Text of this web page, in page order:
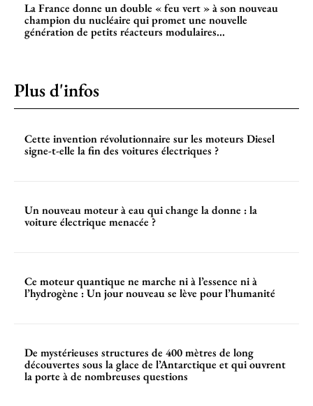
La France donne un double « feu vert » à son nouveau
champion du nucléaire qui promet une nouvelle
génération de petits réacteurs modulaires...
Plus d'infos
Cette invention révolutionnaire sur les moteurs Diesel
signe-t-elle la fin des voitures électriques ?
Un nouveau moteur à eau qui change la donne : la
voiture électrique menacée ?
Ce moteur quantique ne marche ni à l’essence ni à
l’hydrogène : Un jour nouveau se lève pour l’humanité
De mystérieuses structures de 400 mètres de long
découvertes sous la glace de l’Antarctique et qui ouvrent
la porte à de nombreuses questions